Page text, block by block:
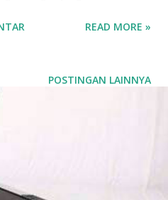
badan yang tinggi.
dengan mesin auto
: Hand Pulse, Body
- Program : P1-P8 -
- Incline : 1-15% Automatic -
- Max Weight : 130kg -
- Dimensi Produk saat
Produk : 85Kg - Berat
READ MORE »
POSTINGAN LAINNYA